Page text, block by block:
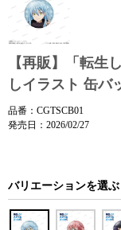
【再販】「転生
しイラスト 缶バ
品番：CGTSCB01
発売日：2026/02/27
バリエーションを選ぶ